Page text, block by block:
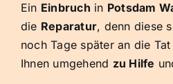
Ein Einbruch in Potsdam
die Reparatur, denn diese
noch Tage später an die
Ihnen umgehend zu Hilfe